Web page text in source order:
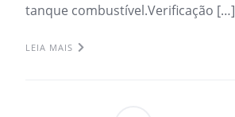
tanque combustível.Verificação […]
LEIA MAIS